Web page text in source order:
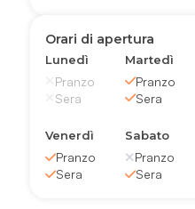
Orari di apertura
Lunedì
Pranzo
Sera
Martedì
Pranzo
Sera
Venerdì
Pranzo
Sera
Sabato
Pranzo
Sera